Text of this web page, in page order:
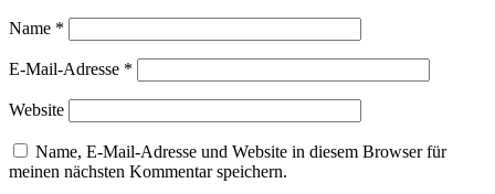
Name *
E-Mail-Adresse *
Website
Name, E-Mail-Adresse und Website in diesem Browser für
meinen nächsten Kommentar speichern.